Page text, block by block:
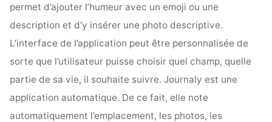
permet d’ajouter l’humeur avec un emoji ou une
description et d’y insérer une photo descriptive.
L’interface de l’application peut être personnalisée de
sorte que l’utilisateur puisse choisir quel champ, quelle
partie de sa vie, il souhaite suivre. Journaly est une
application automatique. De ce fait, elle note
automatiquement l’emplacement, les photos, les